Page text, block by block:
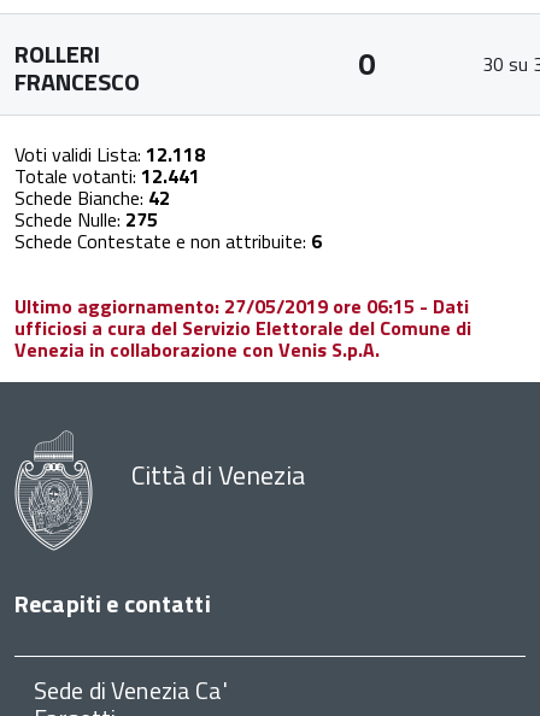
ROLLERI
FRANCESCO 0 30 su
Voti validi Lista: 12.118
Totale votanti: 12.441
Schede Bianche: 42
Schede Nulle: 275
Schede Contestate e non attribuite: 6
Ultimo aggiornamento: 27/05/2019 ore 06:15 - Dati
ufficiosi a cura del Servizio Elettorale del Comune di
Venezia in collaborazione con Venis S.p.A.
Città di Venezia
Recapiti e contatti
Sede di Venezia Ca'